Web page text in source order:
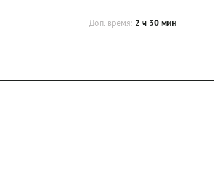
Доп. время: 2 ч 30 мин